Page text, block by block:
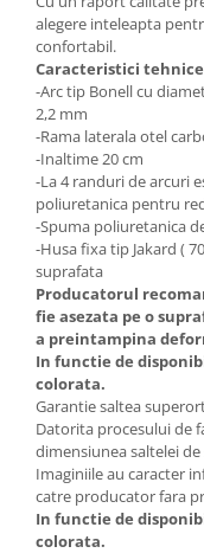
alegere inteleapta
confortabil.
Caracteristici tehnice
-Arc tip Bonell cu
2,2 mm
-Rama laterala otel
-Inaltime 20 cm
-La 4 randuri de arcuri
poliuretanica pentru
-Spuma poliuretanica
-Husa fixa tip Jakard (
suprafata
Producatorul
fie asezata pe o
a preintampina
In functie de
colorata.
Garantie saltea
Datorita procesului de
dimensiunea saltelei de
Imaginiile au caracter
catre producator fara
In functie de
colorata.